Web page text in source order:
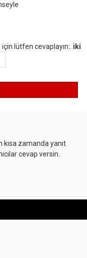
lütfen cevaplayın:. iki
kısa zamanda yanıt
cevap versin.